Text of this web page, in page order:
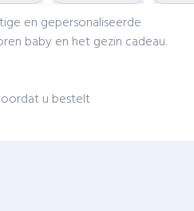
en gepersonaliseerde
baby en het gezin cadeau.
u bestelt